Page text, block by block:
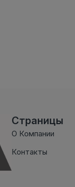
Страницы
О Компании
Контакты